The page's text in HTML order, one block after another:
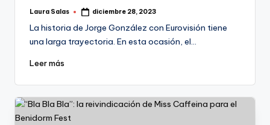
Publicado
Laura Salas diciembre 28, 2023
La historia de Jorge González con Eurovisión tiene
una larga trayectoria. En esta ocasión, el…
Leer más